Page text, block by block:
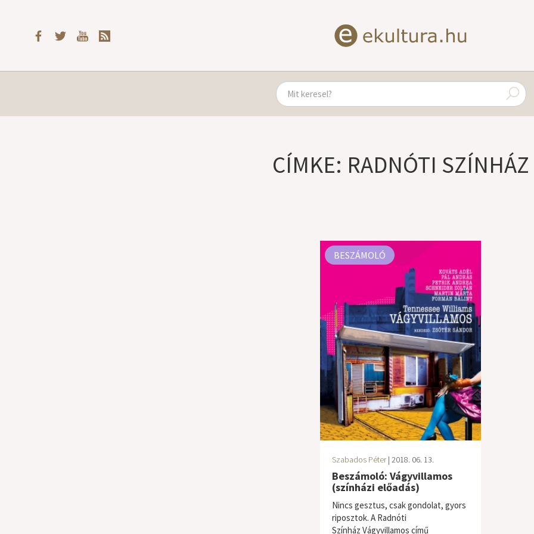
CÍMKE: RADNÓTI SZÍNHÁZ
BESZÁMOLÓ
Szabados Péter| 2018. 06. 13.
Beszámoló: Vágyvillamos
(színházi előadás)
Nincs gesztus, csak gondolat, gyors
riposztok. A Radnóti
Színház Vágyvillamos című